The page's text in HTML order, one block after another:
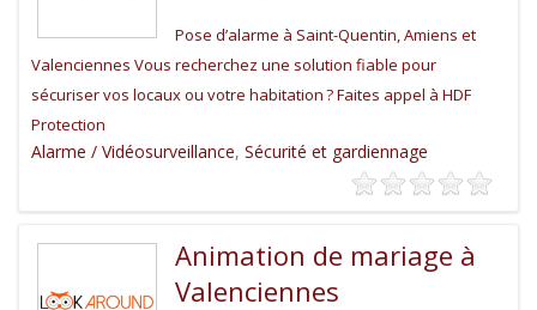
Pose d’alarme à Saint-Quentin, Amiens et
Valenciennes Vous recherchez une solution fiable pour
sécuriser vos locaux ou votre habitation ? Faites appel à HDF
Protection
Alarme / Vidéosurveillance, Sécurité et gardiennage
Animation de mariage à
Valenciennes